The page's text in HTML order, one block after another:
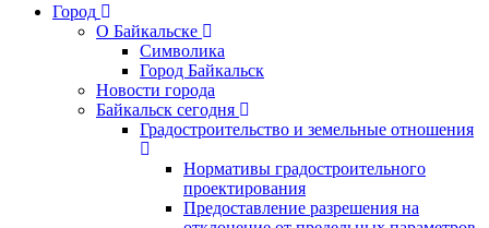
Город
О Байкальске
Символика
Город Байкальск
Новости города
Байкальск сегодня
Градостроительство и земельные отношения
Нормативы градостроительного
проектирования
Предоставление разрешения на